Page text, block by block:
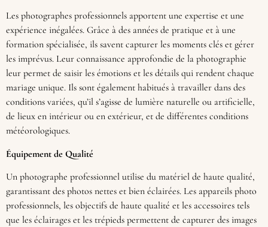
Les photographes professionnels apportent une expertise et une
expérience inégalées. Grâce à des années de pratique et à une
formation spécialisée, ils savent capturer les moments clés et gérer
les imprévus. Leur connaissance approfondie de la photographie
leur permet de saisir les émotions et les détails qui rendent chaque
mariage unique. Ils sont également habitués à travailler dans des
conditions variées, qu’il s’agisse de lumière naturelle ou artificielle,
de lieux en intérieur ou en extérieur, et de différentes conditions
météorologiques.
Équipement de Qualité
Un photographe professionnel utilise du matériel de haute qualité,
garantissant des photos nettes et bien éclairées. Les appareils photo
professionnels, les objectifs de haute qualité et les accessoires tels
que les éclairages et les trépieds permettent de capturer des images